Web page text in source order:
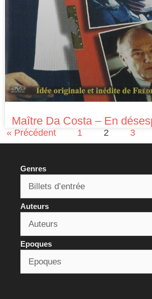
Maître Da Costa – En
« Précédent 1 2 3
Genres
Auteurs
Epoques